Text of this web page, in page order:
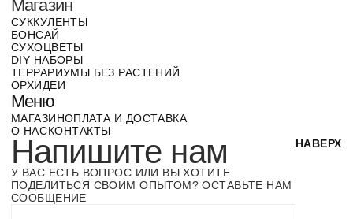
Telegram
WhatsApp
info@green-stories.
© 2016-2026
ПОЛИТИКА КОНФИДЕНЦИАЛЬНОСТИ
ПУБЛИЧНАЯ ОФЕРТА
ПРАВИЛА ВОЗВРАТА